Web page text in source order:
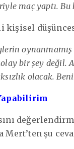
maç yaptı. Bu
kişisel
bir şey değil.
olacak.
şu